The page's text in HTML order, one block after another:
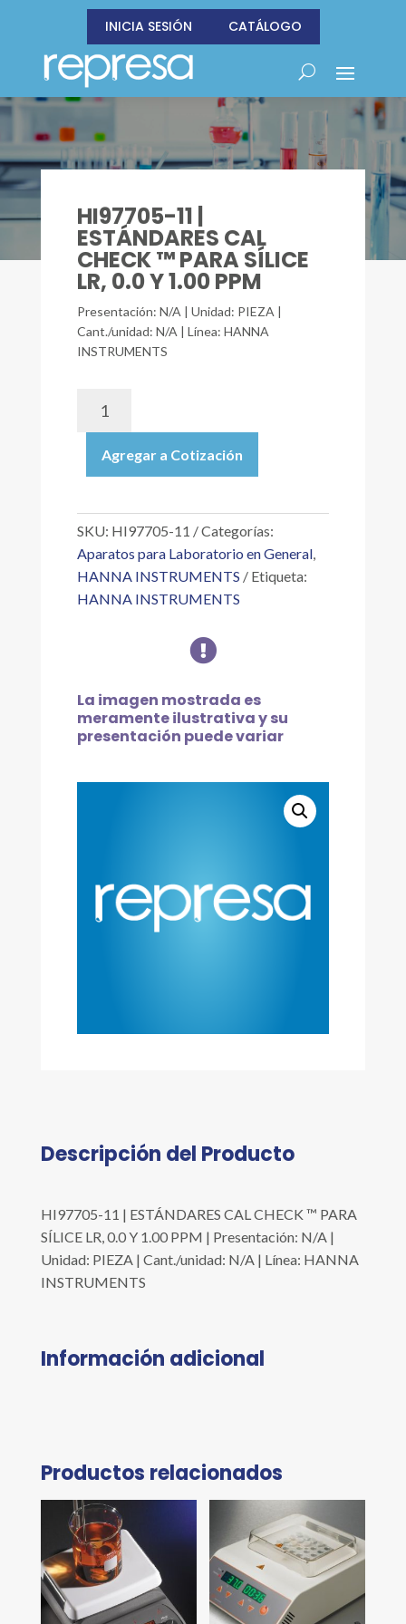
INICIA SESIÓN CATÁLOGO
HI97705-11 |
ESTÁNDARES CAL
CHECK ™ PARA SÍLICE
LR, 0.0 Y 1.00 PPM
Presentación: N/A | Unidad: PIEZA |
Cant./unidad: N/A | Línea: HANNA
INSTRUMENTS
ESTÁNDARES
CAL
™
SÍLICE
LR,
0.0
cantidad
Agregar a Cotización
SKU: HI97705-11
Categorías:
Aparatos para Laboratorio en General,
HANNA INSTRUMENTS
Etiqueta:
HANNA INSTRUMENTS

La imagen mostrada es
meramente ilustrativa y su
presentación puede variar
Descripción del Producto
HI97705-11 | ESTÁNDARES CAL CHECK ™ PARA
SÍLICE LR, 0.0 Y 1.00 PPM | Presentación: N/A |
Unidad: PIEZA | Cant./unidad: N/A | Línea: HANNA
INSTRUMENTS
Información adicional
Productos relacionados